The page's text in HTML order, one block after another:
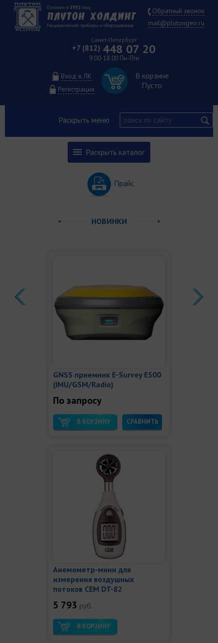
Обратный звонок
mail@plutongeo.ru
Санкт-Петербург
+7 (812) 448 07 20
9.00-18.00 Пн-Птн
Вход в ЛК
Регистрация
В корзине
Пусто
Раскрыть меню
Раскрыть каталог
Прайс
НОВИНКИ
GNSS приемник E-Survey E500
(IMU/GSM/Radio)
По запросу
В КОРЗИНУ СРАВНИТЬ
Анемометр-мини для
измерения воздушных
потоков СЕМ DT-82
5 793 руб.
В КОРЗИНУ